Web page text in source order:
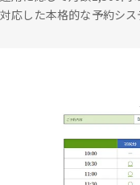
対応した本格的な予約シス